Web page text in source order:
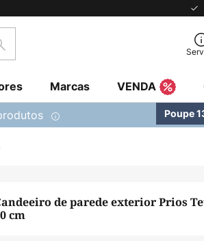
Marcas VENDA
Poupe
de parede exterior Prios
cm